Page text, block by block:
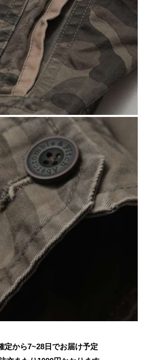
定から7~28日でお届け予定